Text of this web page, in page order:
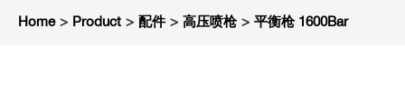
Home > Product > 配件 > 高压喷枪 > 平衡枪 1600Bar